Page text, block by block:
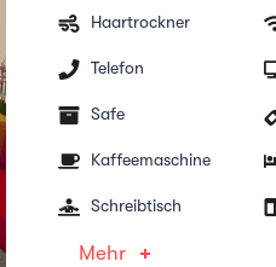
Haartrockner
Telefon
Safe
Kaffeemaschine
Schreibtisch
Mehr